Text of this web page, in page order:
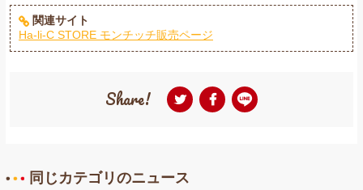
関連サイト
Ha-li-C STORE モンチッチ販売ページ
Share!
同じカテゴリのニュース